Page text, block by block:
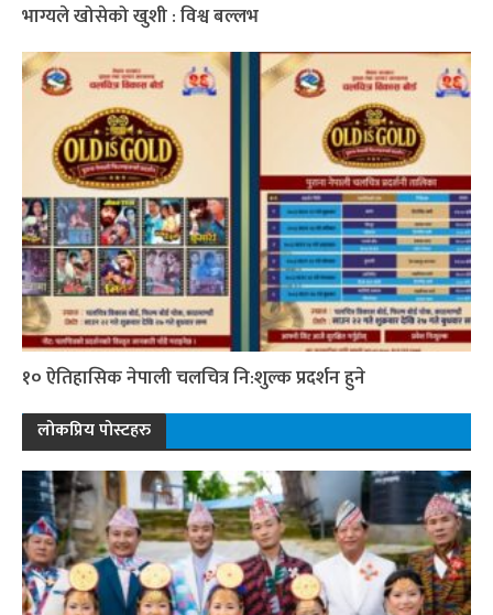
भाग्यले खोसेको खुशी : विश्व बल्लभ
१० ऐतिहासिक नेपाली चलचित्र नि:शुल्क प्रदर्शन हुने
लोकप्रिय पोस्टहरु